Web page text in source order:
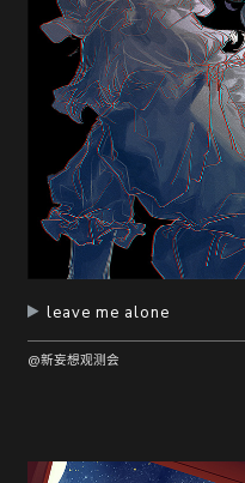
leave me alone
@新妄想观测会